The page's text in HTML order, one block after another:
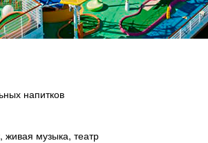
напитков
живая музыка, театр